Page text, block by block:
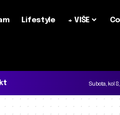
Lifestyle + VIŠE
Subota, kol 8,